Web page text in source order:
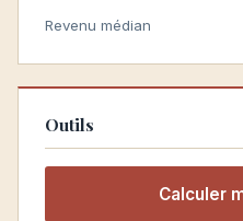
Revenu médian
Outils
Calculer